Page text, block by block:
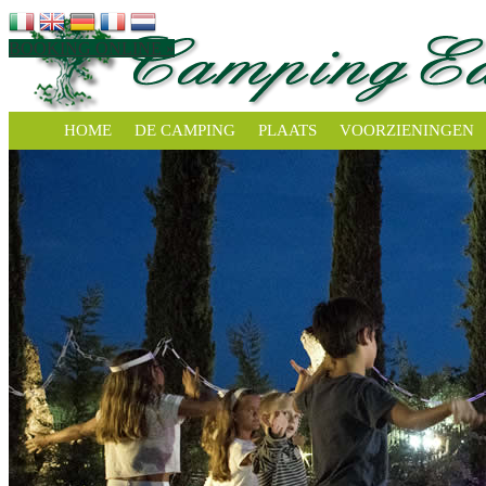
BOOKING ONLINE »
HOME DE CAMPING PLAATS VOORZIENINGEN